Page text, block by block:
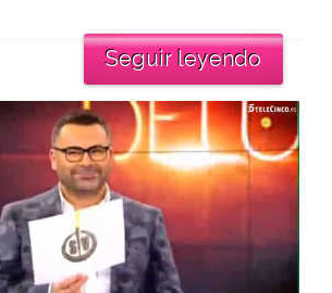
Seguir leyendo